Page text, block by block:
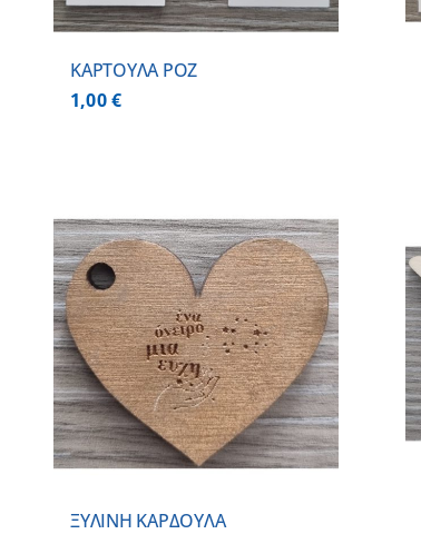
ΚΑΡΤΟΥΛΑ ΡΟΖ
1,00€
ΞΥΛΙΝΗ ΚΑΡΔΟΥΛΑ
ΠΡΟΣΘΗΚΗ ΣΤΟ ΚΑΛΑΘΙ
ΛΕΠΤΟΜΕΡΕΙΕΣ